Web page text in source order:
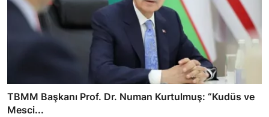
TBMM Başkanı Prof. Dr. Numan Kurtulmuş: “Kudüs ve
Mesci...